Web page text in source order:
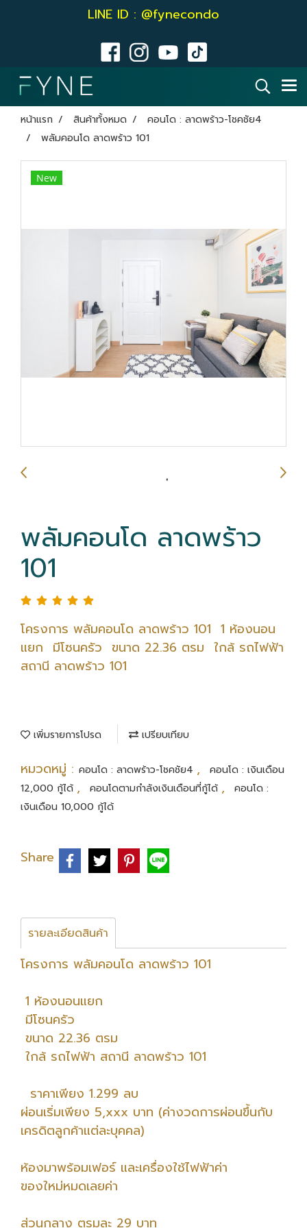
LINE ID : @fynecondo
หน้าแรก สินค้าทั้งหมด
คอนโด : ลาดพร้าว-โชคชัย4
พลัมคอนโด ลาดพร้าว 101
New
พลัมคอนโด ลาดพร้าว
101
โครงการ พลัมคอนโด ลาดพร้าว 101 1 ห้องนอน
แยก มีโซนครัว ขนาด 22.36 ตรม ใกล้ รถไฟฟ้า
สถานี ลาดพร้าว 101
เพิ่มรายการโปรด เปรียบเทียบ
หมวดหมู่ : คอนโด : ลาดพร้าว-โชคชัย4 ,
คอนโด : เงินเดือน
12,000 กู้ได้ , คอนโดตามกำลังเงินเดือนที่กู้ได้ ,
คอนโด :
เงินเดือน 10,000 กู้ได้
Share
รายละเอียดสินค้า
โครงการ พลัมคอนโด ลาดพร้าว 101
1 ห้องนอนแยก
มีโซนครัว
ขนาด 22.36 ตรม
ใกล้ รถไฟฟ้า สถานี ลาดพร้าว 101
ราคาเพียง 1.299 ลบ
ผ่อนเริ่มเพียง 5,xxx บาท (ค่างวดการผ่อนขึ้นกับ
เครดิตลูกค้าแต่ละบุคคล)
ห้องมาพร้อมเฟอร์ และเครื่องใช้ไฟฟ้าค่า
ของใหม่หมดเลยค่า
ส่วนกลาง ตรมละ 29 บาท